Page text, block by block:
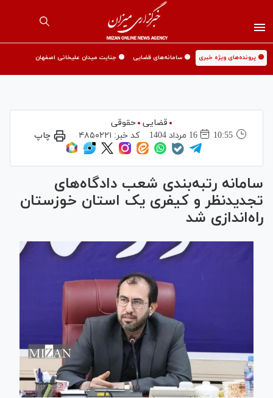
🟡 پرونده‌های ویژه خبری 🟡 سامانه‌های قضایی 🟡 جنایت میدان علیخانی اصفهان
قضایی حقوقی
10:55
16 مرداد 1404 کد خبر: ۴۸۵۰۲۲۱ چاپ
سامانه رتبه‌بندی شعب دادگاه‌های
تجدیدنظر و کیفری یک استان خوزستان
راه‌اندازی شد